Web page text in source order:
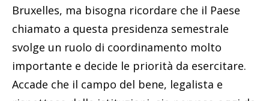
Bruxelles, ma bisogna ricordare che il Paese
chiamato a questa presidenza semestrale
svolge un ruolo di coordinamento molto
importante e decide le priorità da esercitare.
Accade che il campo del bene, legalista e